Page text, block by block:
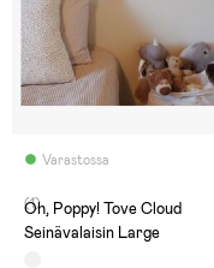
Varastossa
(1)
Oh, Poppy! Tove Cloud
Seinävalaisin Large